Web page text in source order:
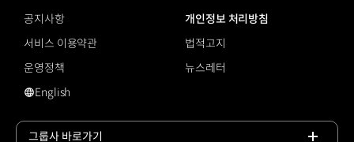
공지사항
개인정보 처리방침
서비스 이용약관
법적고지
운영정책
뉴스레터
영문 사이트로 이동
English
그룹사 바로가기